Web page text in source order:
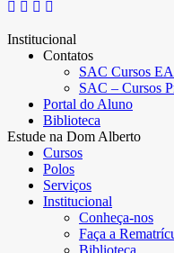
Institucional
Contatos
SAC Cursos
SAC – Cursos
Portal do Aluno
Biblioteca
Estude na Dom Alberto
Cursos
Polos
Serviços
Institucional
Conheça-nos
Faça a